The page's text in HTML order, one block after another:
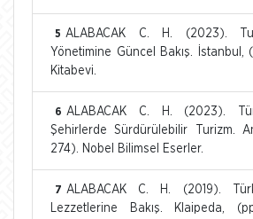
5 ALABACAK C. H. (2023).
Yönetimine Güncel Bakış. İstanbul,
Kitabevi.
6 ALABACAK C. H. (2023).
Şehirlerde Sürdürülebilir Turizm.
274). Nobel Bilimsel Eserler.
7 ALABACAK C. H. (2019).
Lezzetlerine Bakış. Klaipeda,